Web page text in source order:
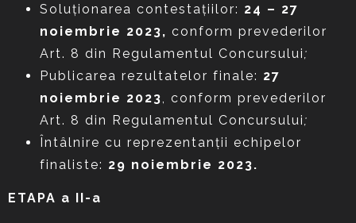
Soluţionarea contestaţiilor: 24 – 27
noiembrie 2023, conform prevederilor
Art. 8 din Regulamentul Concursului ;
Publicarea rezultatelor finale: 27
noiembrie 2023
, conform prevederilor
Art. 8 din Regulamentul Concursului ;
Întâlnire cu reprezentanții echipelor
finaliste: 29 noiembrie 2023.
ETAPA a II-a